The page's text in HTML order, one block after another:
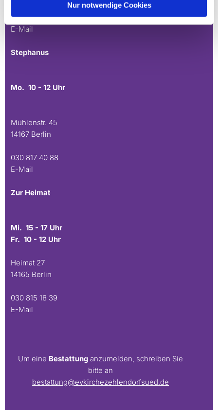
Nur notwendige Cookies
030 815 45 54
E-Mail
Stephanus
Mo. 10 - 12 Uhr
Mühlenstr. 45
14167 Berlin
030 817 40 88
E-Mail
Zur Heimat
Mi. 15 - 17 Uhr
Fr. 10 - 12 Uhr
Heimat 27
14165 Berlin
030 815 18 39
E-Mail
Um eine Bestattung anzumelden, schreiben Sie
bitte an
bestattung@evkirchezehlendorfsued.de